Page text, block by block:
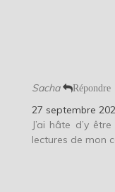
Sacha Répondre
27 septembre
J’ai hâte d’y
lectures de mon